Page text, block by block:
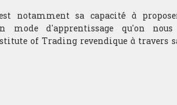
notamment sa capacité à
mode d'apprentissage qu'on
of Trading revendique à travers